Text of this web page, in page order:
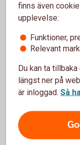
Släp- och
Om du säljer ett
försäkringen
och andra
avsluta
finns även
upplevelse:
Funktioner,
Relevant
Du kan ta
längst ner på
är inloggad. Så